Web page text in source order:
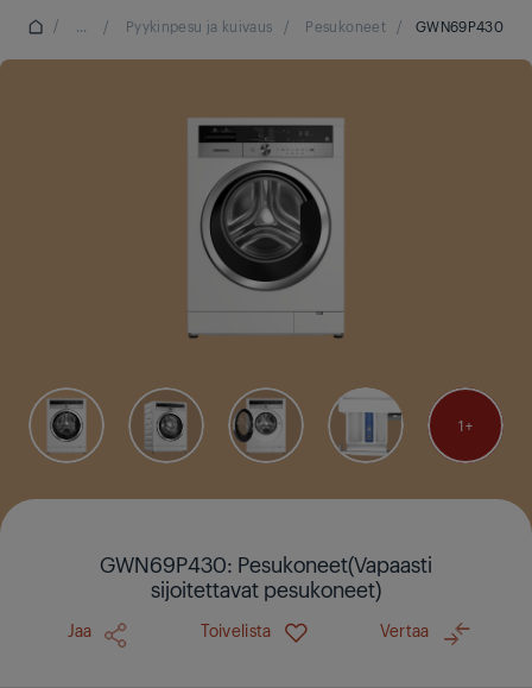
/ ... / Pyykinpesu ja kuivaus / Pesukoneet / GWN69P430
1
GWN69P430: Pesukoneet(Vapaasti
sijoitettavat pesukoneet)
Jaa Toivelista Vertaa